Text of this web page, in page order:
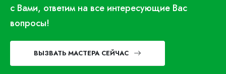
с Вами, ответим на все интересующие Вас
вопросы!
ВЫЗВАТЬ МАСТЕРА СЕЙЧАС